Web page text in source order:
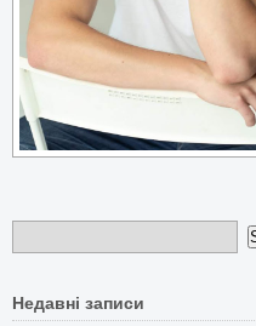
Недавні записи